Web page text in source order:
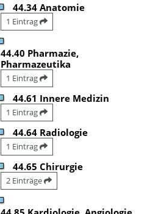
44.34 Anatomie
1 Eintrag
44.40 Pharmazie,
Pharmazeutika
1 Eintrag
44.61 Innere Medizin
1 Eintrag
44.64 Radiologie
1 Eintrag
44.65 Chirurgie
2 Einträge